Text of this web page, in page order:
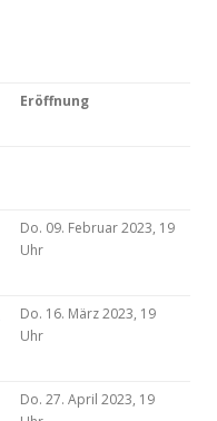
Eröffnung
Do. 09. Februar 2023, 19
Uhr
Do. 16. März 2023, 19
Uhr
Do. 27. April 2023, 19